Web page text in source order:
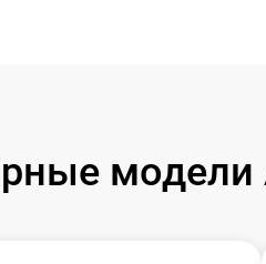
модели